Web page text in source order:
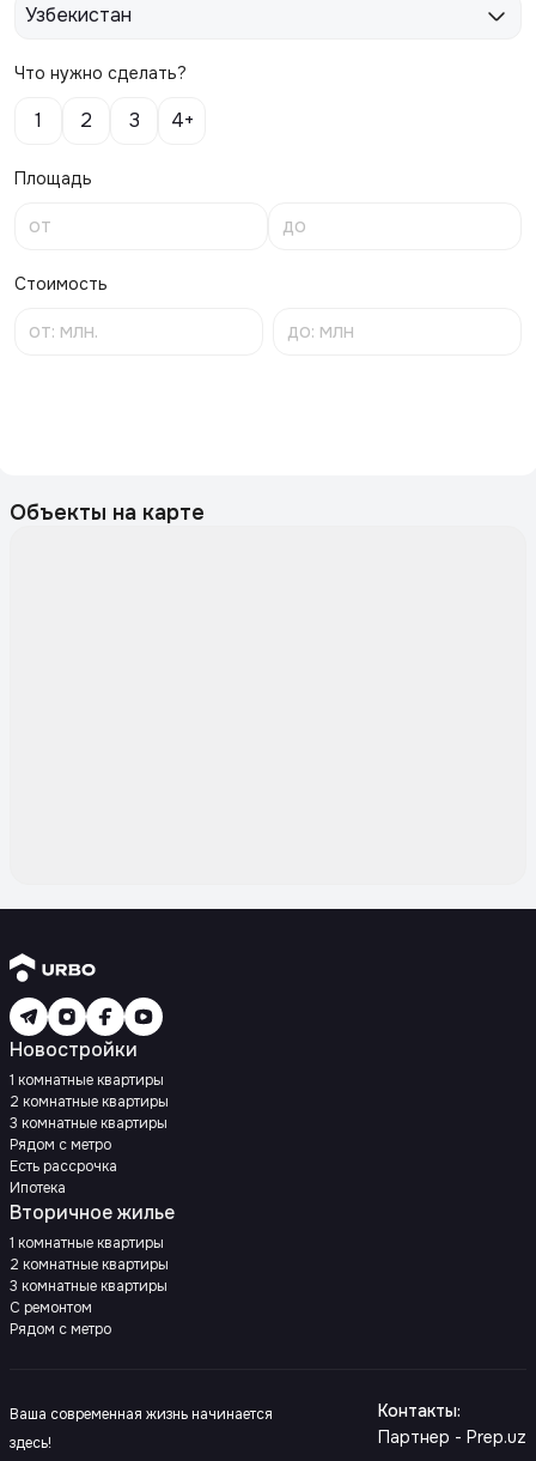
Узбекистан
Что нужно сделать?
1 2 3 4+
Площадь
Стоимость
Объекты на карте
Новостройки
1 комнатные квартиры
2 комнатные квартиры
3 комнатные квартиры
Рядом с метро
Есть рассрочка
Ипотека
Вторичное жилье
1 комнатные квартиры
2 комнатные квартиры
3 комнатные квартиры
С ремонтом
Рядом с метро
Ваша современная жизнь начинается
здесь!
Контакты:
Партнер - Prep.uz